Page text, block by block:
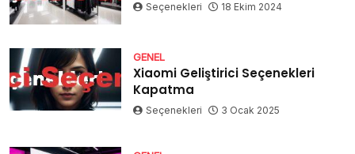
Seçenekleri 18 Ekim 2024
GENEL
Xiaomi Geliştirici Seçenekleri
Kapatma
Seçenekleri 3 Ocak 2025